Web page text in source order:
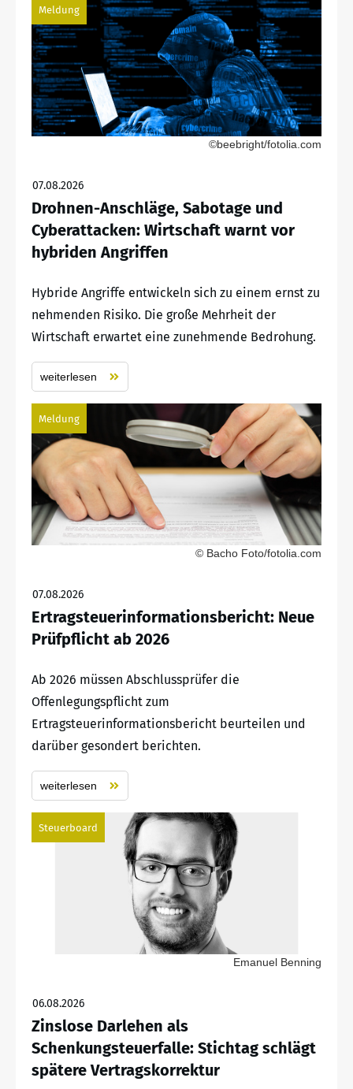
Meldung
©beebright/fotolia.com
07.08.2026
Drohnen-Anschläge, Sabotage und
Cyberattacken: Wirtschaft warnt vor
hybriden Angriffen
Hybride Angriffe entwickeln sich zu einem ernst zu
nehmenden Risiko. Die große Mehrheit der
Wirtschaft erwartet eine zunehmende Bedrohung.
weiterlesen
Meldung
© Bacho Foto/fotolia.com
07.08.2026
Ertragsteuerinformationsbericht: Neue
Prüfpflicht ab 2026
Ab 2026 müssen Abschlussprüfer die
Offenlegungspflicht zum
Ertragsteuerinformationsbericht beurteilen und
darüber gesondert berichten.
weiterlesen
Steuerboard
Emanuel Benning
06.08.2026
Zinslose Darlehen als
Schenkungsteuerfalle: Stichtag schlägt
spätere Vertragskorrektur